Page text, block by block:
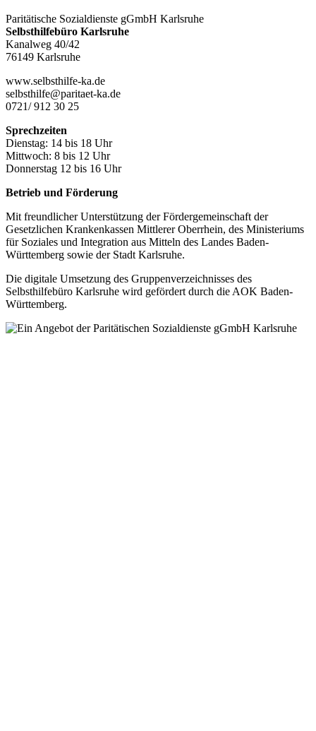
Paritätische Sozialdienste gGmbH Karlsruhe
Selbsthilfebüro Karlsruhe
Kanalweg 40/42
76149 Karlsruhe
www.selbsthilfe-ka.de
selbsthilfe@paritaet-ka.de
0721/ 912 30 25
Sprechzeiten
Dienstag: 14 bis 18 Uhr
Mittwoch: 8 bis 12 Uhr
Donnerstag 12 bis 16 Uhr
Betrieb und Förderung
Mit freundlicher Unterstützung der Fördergemeinschaft der
Gesetzlichen Krankenkassen Mittlerer Oberrhein, des Ministeriums
für Soziales und Integration aus Mitteln des Landes Baden-
Württemberg sowie der Stadt Karlsruhe.
Die digitale Umsetzung des Gruppen­verzeichnisses des
Selbsthilfebüro Karlsruhe wird gefördert durch die AOK Baden-
Württemberg.